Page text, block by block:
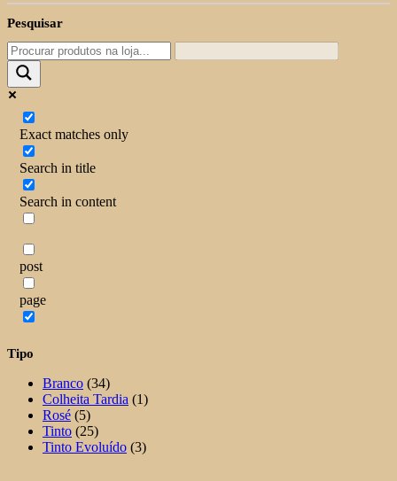
Pesquisar
Exact matches only
Search in title
Search in content
post
page
Tipo
Branco (34)
Colheita Tardia (1)
Rosé (5)
Tinto (25)
Tinto Evoluído (3)